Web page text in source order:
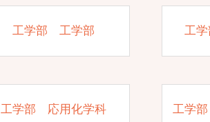
工学部 工学部 工
工学部 応用化学科 工学